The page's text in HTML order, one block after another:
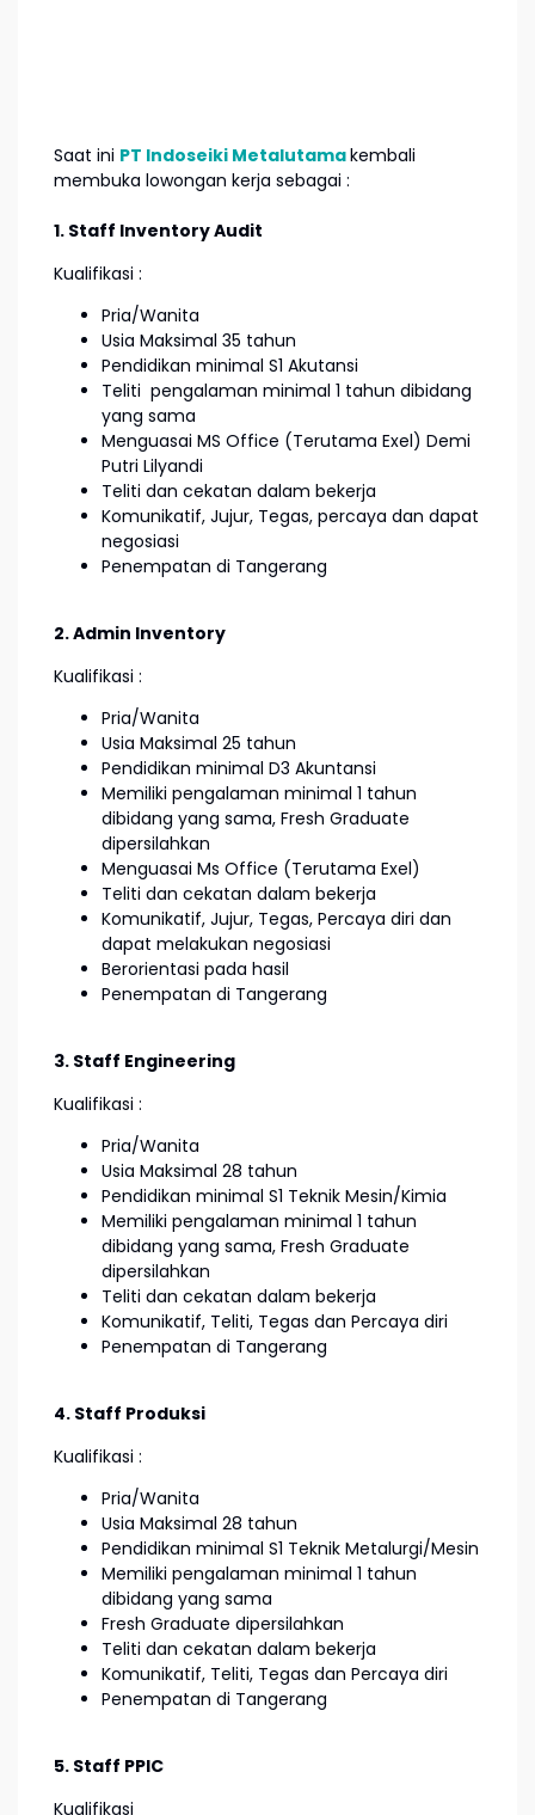
Saat ini PT Indoseiki Metalutamakembali
membuka lowongan kerja sebagai :
1. Staff Inventory Audit
Kualifikasi :
Pria/Wanita
Usia Maksimal 35 tahun
Pendidikan minimal S1 Akutansi
Teliti pengalaman minimal 1 tahun dibidang
yang sama
Menguasai MS Office (Terutama Exel) Demi
Putri Lilyandi
Teliti dan cekatan dalam bekerja
Komunikatif, Jujur, Tegas, percaya dan dapat
negosiasi
Penempatan di Tangerang
2. Admin Inventory
Kualifikasi :
Pria/Wanita
Usia Maksimal 25 tahun
Pendidikan minimal D3 Akuntansi
Memiliki pengalaman minimal 1 tahun
dibidang yang sama, Fresh Graduate
dipersilahkan
Menguasai Ms Office (Terutama Exel)
Teliti dan cekatan dalam bekerja
Komunikatif, Jujur, Tegas, Percaya diri dan
dapat melakukan negosiasi
Berorientasi pada hasil
Penempatan di Tangerang
3. Staff Engineering
Kualifikasi :
Pria/Wanita
Usia Maksimal 28 tahun
Pendidikan minimal S1 Teknik Mesin/Kimia
Memiliki pengalaman minimal 1 tahun
dibidang yang sama, Fresh Graduate
dipersilahkan
Teliti dan cekatan dalam bekerja
Komunikatif, Teliti, Tegas dan Percaya diri
Penempatan di Tangerang
4. Staff Produksi
Kualifikasi :
Pria/Wanita
Usia Maksimal 28 tahun
Pendidikan minimal S1 Teknik Metalurgi/Mesin
Memiliki pengalaman minimal 1 tahun
dibidang yang sama
Fresh Graduate dipersilahkan
Teliti dan cekatan dalam bekerja
Komunikatif, Teliti, Tegas dan Percaya diri
Penempatan di Tangerang
5. Staff PPIC
Kualifikasi